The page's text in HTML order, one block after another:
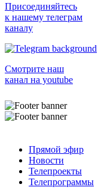
Присоединяйтесь
к нашему телеграм
каналу
Смотрите наш
канал на youtube
Прямой эфир
Новости
Телепроекты
Телепрограммы